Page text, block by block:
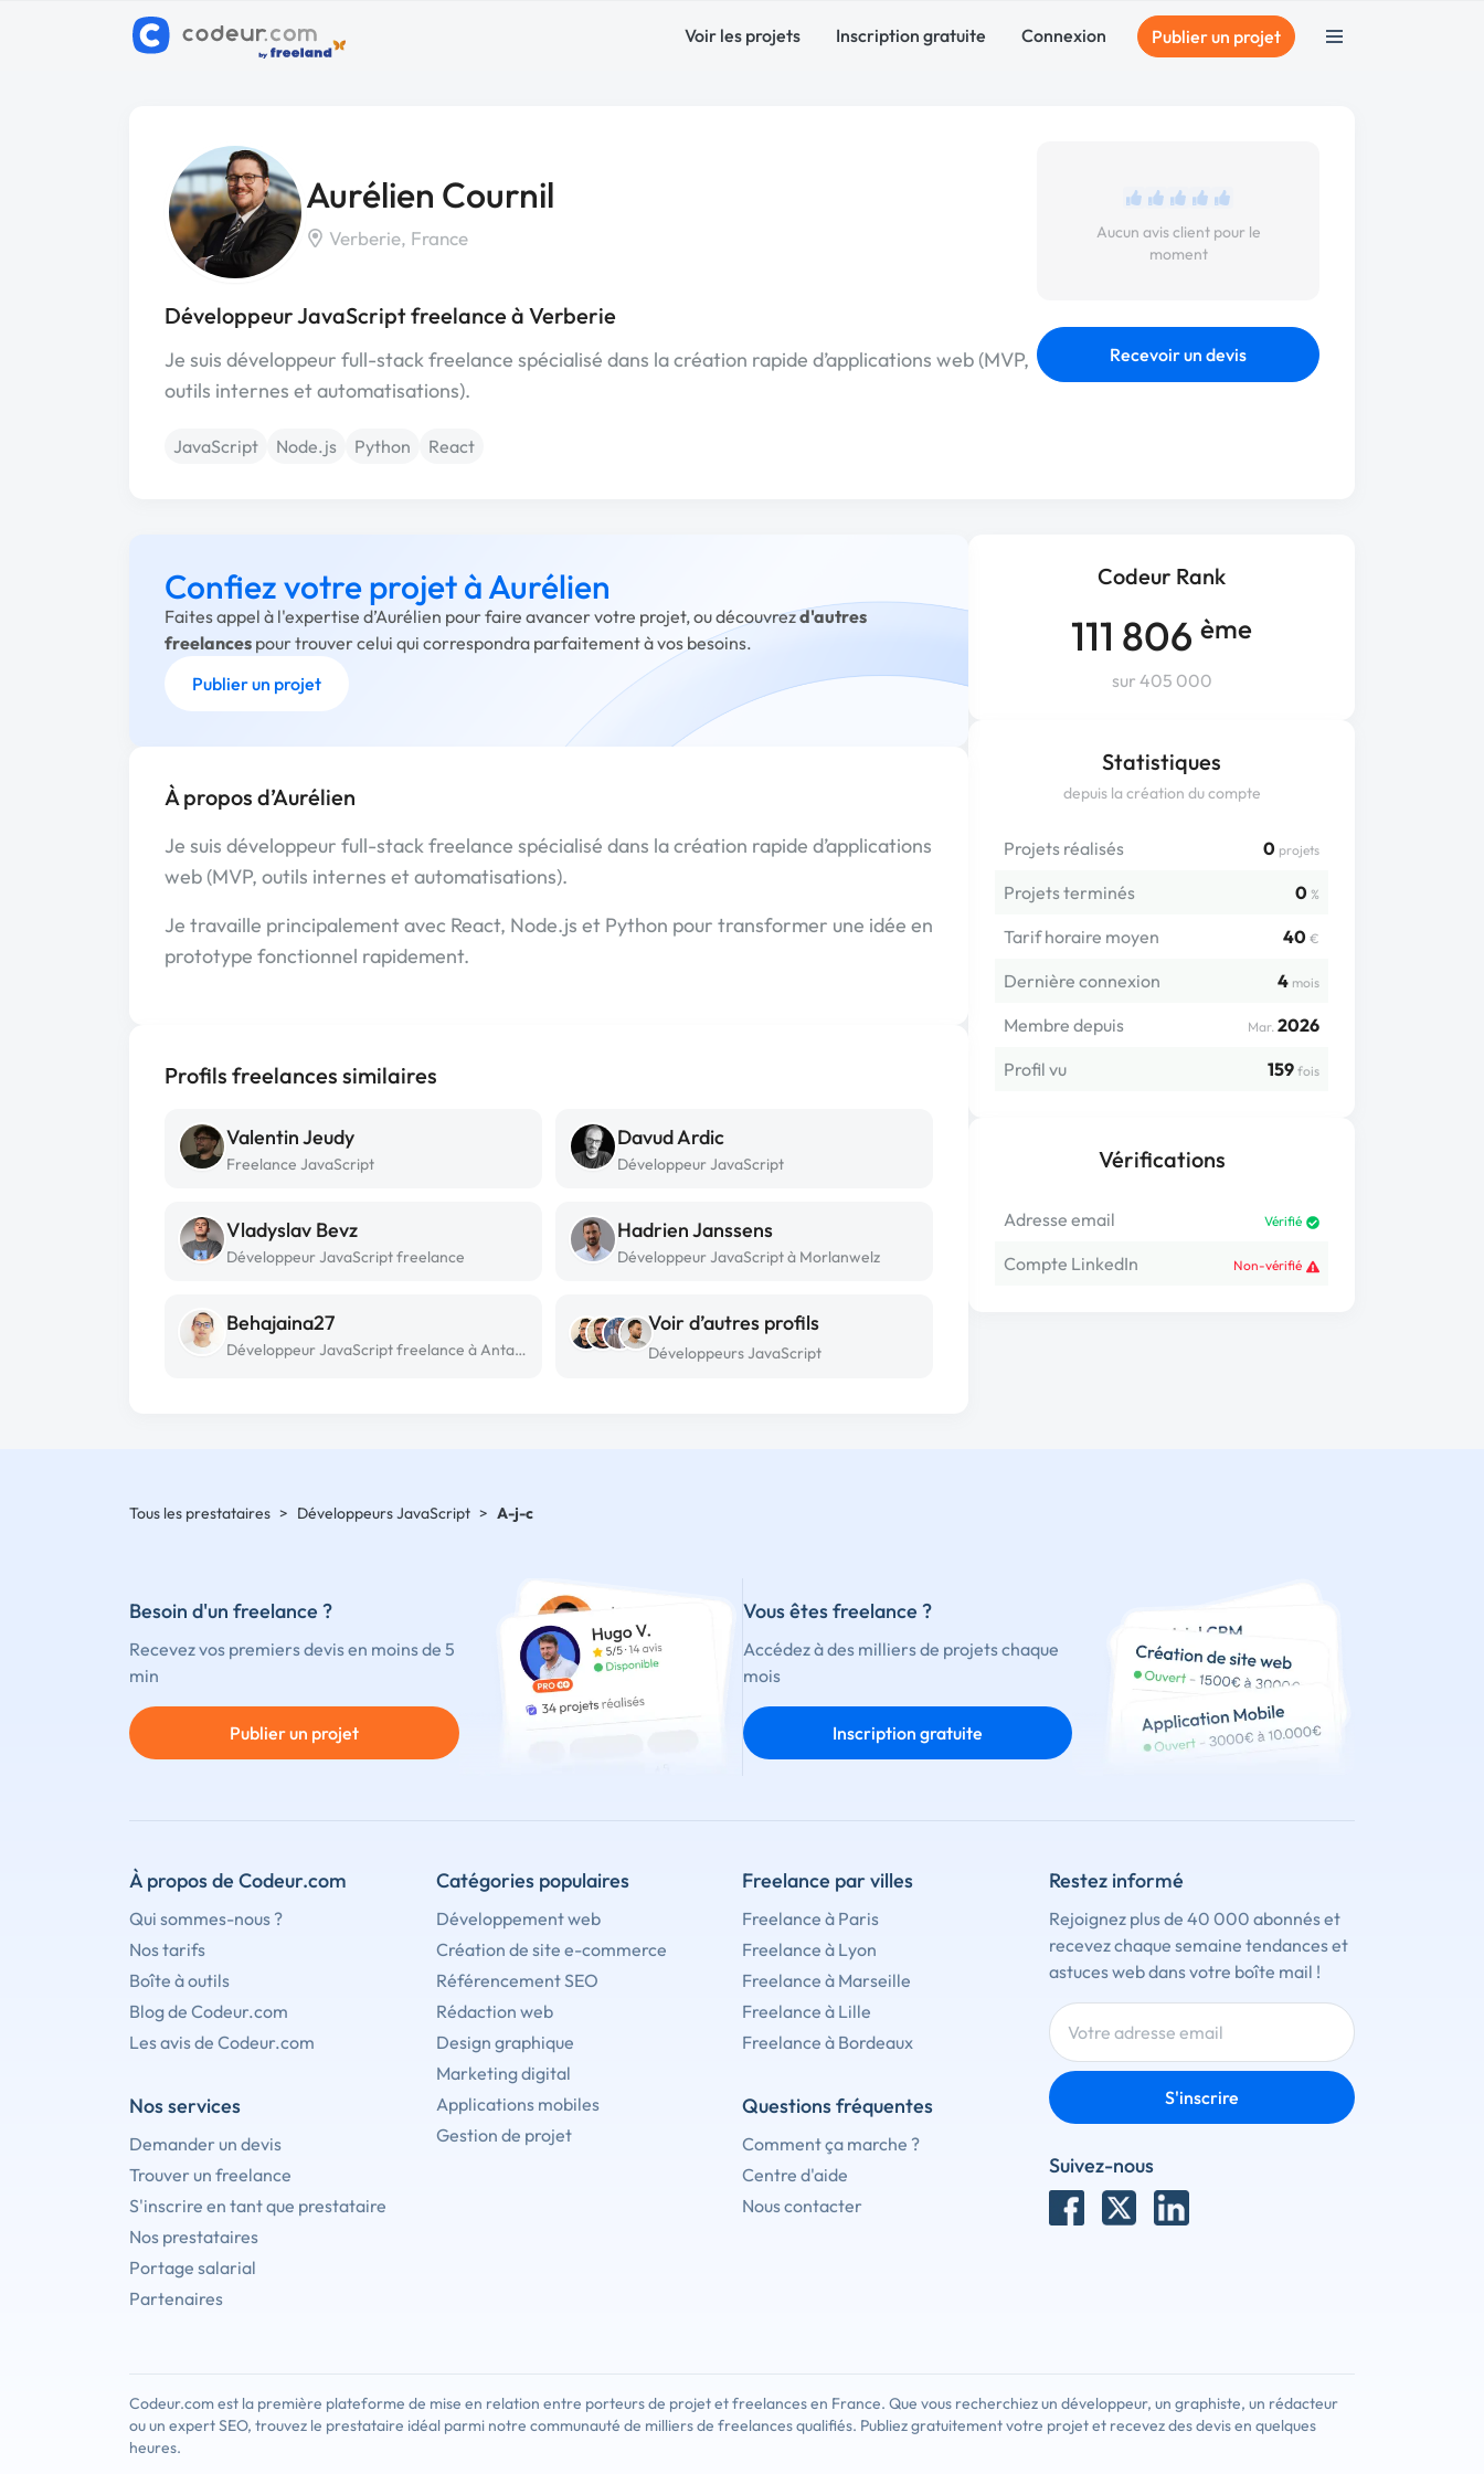
Voir les projets Inscription gratuite Connexion Publier un projet
Aurélien Cournil
Verberie, France
Développeur JavaScript freelance à Verberie
Je suis développeur full-stack freelance spécialisé dans la création rapide d’applications web (MVP,
outils internes et automatisations).
JavaScript Node.js Python React
Aucun avis client pour le
moment
Recevoir un devis
Codeur Rank
111 806 ème
sur 405 000
Statistiques
depuis la création du compte
Projets réalisés 0 projets
Projets terminés 0 %
Tarif horaire moyen 40 €
Dernière connexion 4 mois
Membre depuis Mar. 2026
Profil vu
159 fois
Vérifications
Adresse email Vérifié
Compte LinkedIn Non-vérifié
Confiez votre projet à Aurélien
Faites appel à l'expertise d’Aurélien pour faire avancer votre projet, ou découvrezd'autres
freelances pour trouver celui qui correspondra parfaitement à vos besoins.
Publier un projet
À propos d’Aurélien
Je suis développeur full-stack freelance spécialisé dans la création rapide d’applications
web (MVP, outils internes et automatisations).
Je travaille principalement avec React, Node.js et Python pour transformer une idée en
prototype fonctionnel rapidement.
Profils freelances similaires
Valentin Jeudy
Freelance JavaScript
Davud Ardic
Développeur JavaScript
Vladyslav Bevz
Développeur JavaScript freelance
Hadrien Janssens
Développeur JavaScript à Morlanwelz
Behajaina27
Développeur JavaScript freelance à Antananarivo
Voir d’autres profils
Développeurs JavaScript
Tous les prestataires > Développeurs JavaScript > A-j-c
Besoin d'un freelance ?
Recevez vos premiers devis en moins de 5
min
Publier un projet
Vous êtes freelance ?
Accédez à des milliers de projets chaque
mois
Inscription gratuite
À propos de Codeur.com
Qui sommes-nous ?
Nos tarifs
Boîte à outils
Blog de Codeur.com
Les avis de Codeur.com
Nos services
Demander un devis
Trouver un freelance
S'inscrire en tant que prestataire
Nos prestataires
Portage salarial
Partenaires
Catégories populaires
Développement web
Création de site e-commerce
Référencement SEO
Rédaction web
Design graphique
Marketing digital
Applications mobiles
Gestion de projet
Freelance par villes
Freelance à Paris
Freelance à Lyon
Freelance à Marseille
Freelance à Lille
Freelance à Bordeaux
Questions fréquentes
Comment ça marche ?
Centre d'aide
Nous contacter
Restez informé
Rejoignez plus de 40 000 abonnés et
recevez chaque semaine tendances et
astuces web dans votre boîte mail !
S'inscrire
Suivez-nous
Codeur.com est la première plateforme de mise en relation entre porteurs de projet et freelances en France. Que vous recherchiez un développeur, un graphiste, un rédacteur
ou un expert SEO, trouvez le prestataire idéal parmi notre communauté de milliers de freelances qualifiés. Publiez gratuitement votre projet et recevez des devis en quelques
heures.